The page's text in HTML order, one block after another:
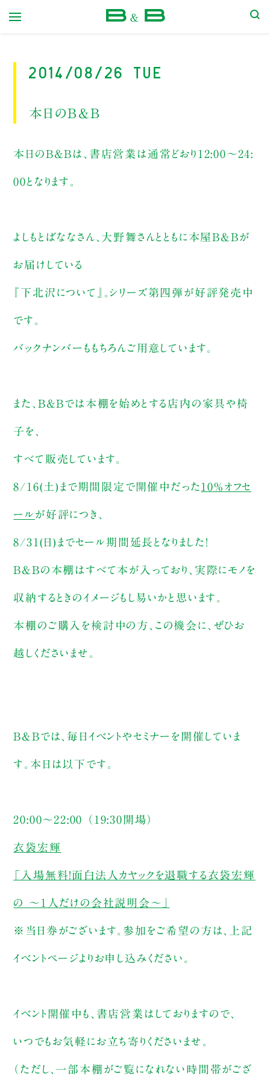
2014/08/26 Tue
本日のB&B
本日のB&Bは、書店営業は通常どおり12:00～24:
00となります。
よしもとばななさん、大野舞さんとともに本屋B&Bが
お届けしている
『下北沢について』。シリーズ第四弾が好評発売中
です。
バックナンバーももちろんご用意しています。
また、B&Bでは本棚を始めとする店内の家具や椅
子を、
すべて販売しています。
8/16(土)まで期間限定で開催中だった10%オフセ
ール が好評につき、
8/31(日)までセール期間延長となりました！
B&Bの本棚はすべて本が入っており、実際にモノを
収納するときのイメージもし易いかと思います。
本棚のご購入を検討中の方、この機会に、ぜひお
越しくださいませ。
B&Bでは、毎日イベントやセミナーを開催していま
す。本日は以下です。
20:00～22:00 （19:30開場）
衣袋宏輝
「入場無料！面白法人カヤックを退職する衣袋宏輝
の 〜１人だけの会社説明会〜」
※当日券がございます。参加をご希望の方は、上記
イベントページよりお申し込みください。
イベント開催中も、書店営業はしておりますので、
いつでもお気軽にお立ち寄りくださいませ。
（ただし、一部本棚がご覧になれない時間帯がござ